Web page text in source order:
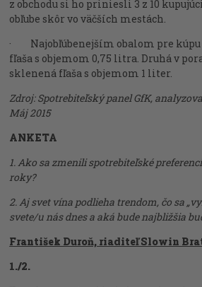
z obchodu si ho priniesli 3 z 10
obľube skôr vo väčších mestách.
· Najobľúbenejším obalom pre kúpu
fľaša s objemom 0,75 litra. Druhá v
sklenená fľaša s objemom 1 liter.
Zdroj: Spotrebiteľský panel GfK,
Máj 2015
ANKETA
1.Ako sa zmenili spotrebiteľské
roky?
2.Aj svet vína podlieha trendom, čo sa
svete/u nás dnes a aká bude najbližšia
František Duroň, riaditeľ Slowin
1./2.